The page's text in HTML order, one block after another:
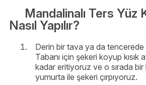
Mandalinalı Ters Yüz
Nasıl Yapılır?
Derin bir tava ya da
Tabanı için şekeri koyup kısık
kadar eritiyoruz ve o sırada bir
yumurta ile şekeri çırpıyoruz.